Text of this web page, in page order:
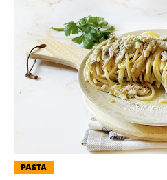
PASTA